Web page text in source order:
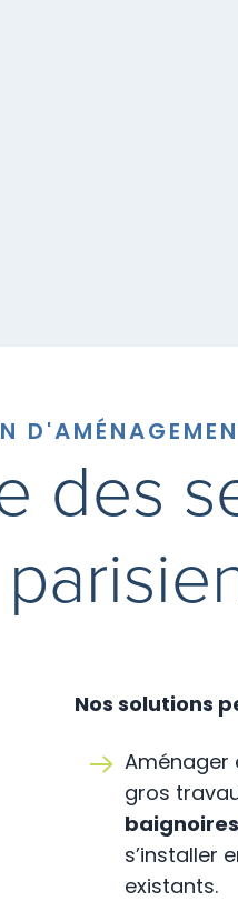
des
Nos solutions
Aménager
gros
s’installer
existants.